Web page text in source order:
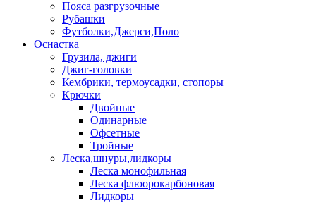
Пояса разгрузочные
Рубашки
Футболки,Джерси,Поло
Оснастка
Грузила, джиги
Джиг-головки
Кембрики, термоусадки, стопоры
Крючки
Двойные
Одинарные
Офсетные
Тройные
Леска,шнуры,лидкоры
Леска монофильная
Леска флюорокарбоновая
Лидкоры